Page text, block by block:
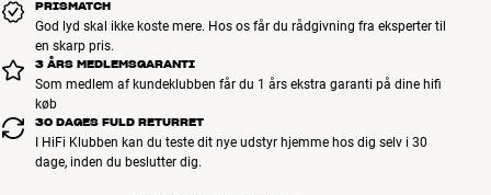
PRISMATCH
God lyd skal ikke koste mere. Hos os får du rådgivning fra eksperter til
en skarp pris.
3 ÅRS MEDLEMSGARANTI
Som medlem af kundeklubben får du 1 års ekstra garanti på dine hifi
køb
30 DAGES FULD RETURRET
I HiFi Klubben kan du teste dit nye udstyr hjemme hos dig selv i 30
dage, inden du beslutter dig.